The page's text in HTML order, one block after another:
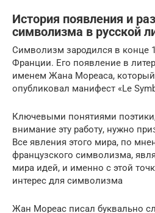
История появления и
символизма в русской
Символизм зародился в конце
Франции. Его появление в
именем Жана Мореаса, который
опубликовал манифест «Le
Ключевыми понятиями
внимание эту работу, нужно
Все явления этого мира, по
французского символизма,
мира идей, и именно с этой
интерес для символизма
Жан Мореас писал буквально